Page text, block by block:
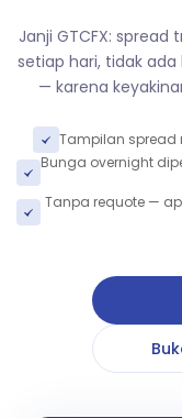
Janji GTCFX:
setiap hari, tidak
— karena
Tampilan spread
Bunga overnight
Tanpa requote —